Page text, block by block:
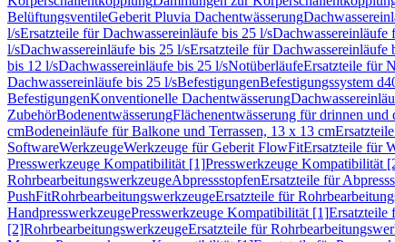
BelüftungsventileGeberit Pluvia Dachentwässerung
l/sErsatzteile für Dachwassereinläufe bis 25 l/sDachwassereinläufe
l/sDachwassereinläufe bis 25 l/sErsatzteile für Dachwassereinläufe
bis 12 l/sDachwassereinläufe bis 25 l/sNotüberläufeErsatzteile für
Dachwassereinläufe bis 25 l/sBefestigungenBefestigungssystem
BefestigungenKonventionelle Dachentwässerung
ZubehörBodenentwässerungFlächenentwässerung für drinnen und
cmBodeneinläufe für Balkone und Terrassen, 13 x 13 cm
SoftwareWerkzeugeWerkzeuge für Geberit FlowFitErsatzteile für
Presswerkzeuge Kompatibilität [1]Presswerkzeuge Kompatibilität
RohrbearbeitungswerkzeugeAbpressstopfenErsatzteile für
PushFitRohrbearbeitungswerkzeugeErsatzteile für
HandpresswerkzeugePresswerkzeuge Kompatibilität [1]Ersatzteile
[2]RohrbearbeitungswerkzeugeErsatzteile für